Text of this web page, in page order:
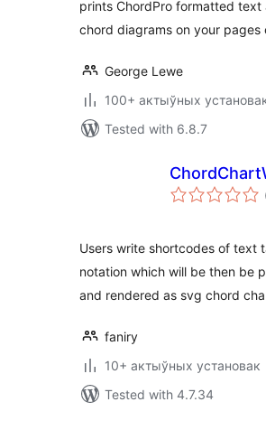
prints ChordPro formatted text
chord diagrams on your pages
George Lewe
100+ актыўных
Tested with 6.8.7
Users write shortcodes of text
notation which will be then be
and rendered as svg chord
faniry
10+ актыўных установак
Tested with 4.7.34